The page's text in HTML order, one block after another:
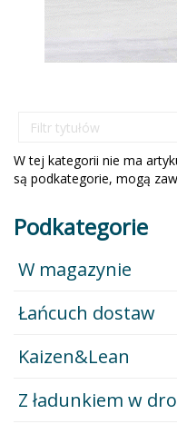
Filtr
tytułów
W tej kategorii nie ma
są podkategorie, mogą
Podkategorie
W magazynie
Łańcuch dostaw
Kaizen&Lean
Z ładunkiem w